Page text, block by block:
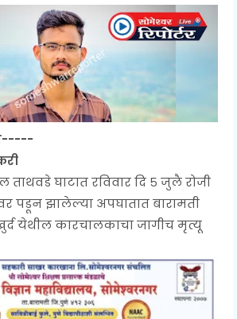
घाटात रविवार दि ५ जुलै रोजी
पडून झालेल्या अपघातात बारामती
येथील कारचालकाचा जागीच मृत्यू